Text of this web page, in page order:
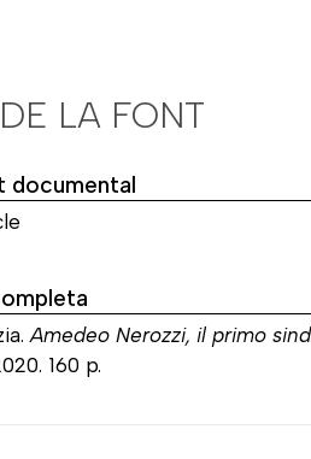
LA FONT
documental
Amedeo Nerozzi, il primo
160 p.